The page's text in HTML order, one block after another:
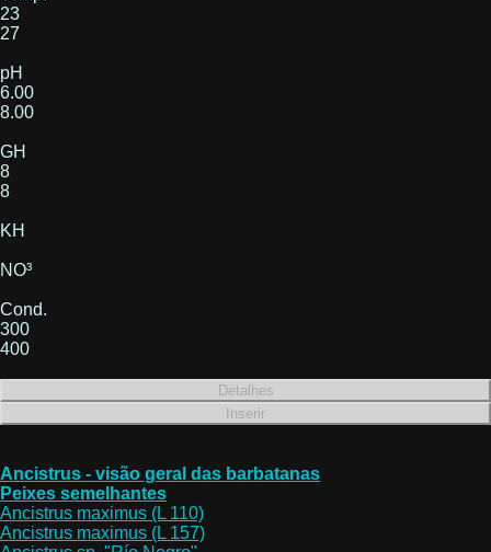
23
27
pH
6.00
8.00
GH
8
8
KH
NO³
Cond.
300
400
Ancistrus - visão geral das barbatanas
Peixes semelhantes
Ancistrus maximus (L 110)
Ancistrus maximus (L 157)